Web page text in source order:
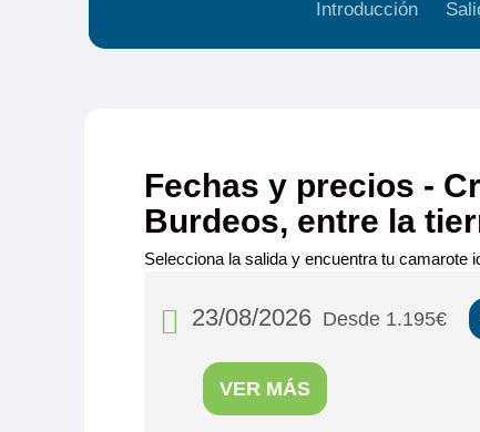
Introducción
Fechas y precios -
Burdeos, entre la
Selecciona la salida y encuentra tu camarote
23/08/2026 Desde 1.195€
VER MÁS